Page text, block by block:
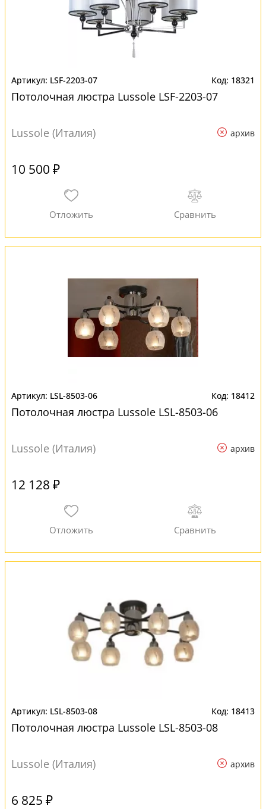
LSF-2203-07 18321
Потолочная люстра Lussole LSF-2203-07
Lussole (Италия) архив
10 500 ₽
LSL-8503-06 18412
Потолочная люстра Lussole LSL-8503-06
Lussole (Италия) архив
12 128 ₽
LSL-8503-08 18413
Потолочная люстра Lussole LSL-8503-08
Lussole (Италия) архив
6 825 ₽